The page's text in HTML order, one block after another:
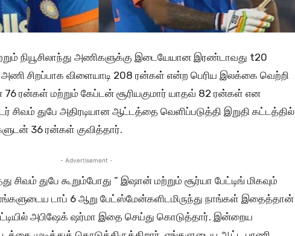
நியூசிலாந்து அணிகளுக்கு இடையேயான இரண்டாவது t20
அணி சிறப்பாக விளையாடி 208 ரன்கள் என்ற பெரிய இலக்கை வெற்றி
ரன்கள் மற்றும் கேப்டன் சூரியகுமார் யாதவ் 82 ரன்கள் என
சிவம் துபே அதிரடியான ஆட்டத்தை வெளிப்படுத்தி இறுதி கட்டத்தில்
36 ரன்கள் குவித்தார்.
- Advertisement -
சிவம் துபே கூறும்போது ” இஷான் மற்றும் சூர்யா பேட்டிங் மிகவும்
டாப் 6 ஆறு பேட்ஸ்மேன்களிடமிருந்து நாங்கள் இதைத்தான்
அபிஷேக் ஷர்மா இதை செய்து கொடுத்தார். இன்றைய